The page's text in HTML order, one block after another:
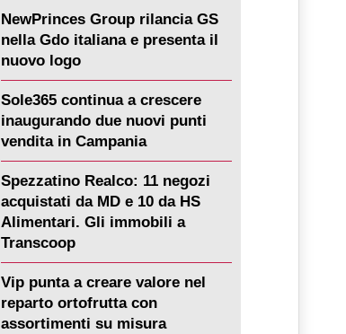
NewPrinces Group rilancia GS
nella Gdo italiana e presenta il
nuovo logo
Sole365 continua a crescere
inaugurando due nuovi punti
vendita in Campania
Spezzatino Realco: 11 negozi
acquistati da MD e 10 da HS
Alimentari. Gli immobili a
Transcoop
Vip punta a creare valore nel
reparto ortofrutta con
assortimenti su misura